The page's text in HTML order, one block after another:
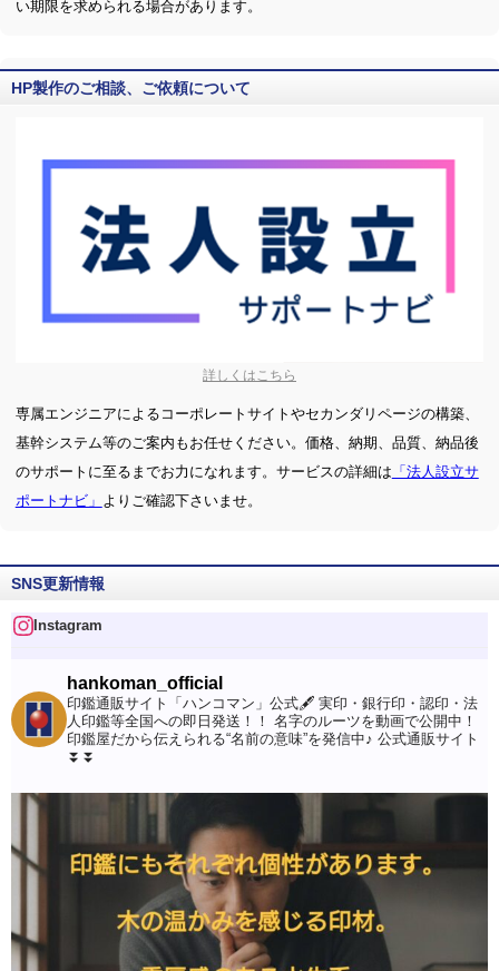
い期限を求められる場合があります。
HP製作のご相談、ご依頼について
詳しくはこちら
専属エンジニアによるコーポレートサイトやセカンダリページの構築、
基幹システム等のご案内もお任せください。価格、納期、品質、納品後
のサポートに至るまでお力になれます。サービスの詳細は 「法人設立サ
ポートナビ」 よりご確認下さいませ。
SNS更新情報